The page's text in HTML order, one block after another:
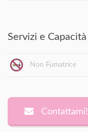
Servizi e Capacità
Non Fumatrice
Contattami!